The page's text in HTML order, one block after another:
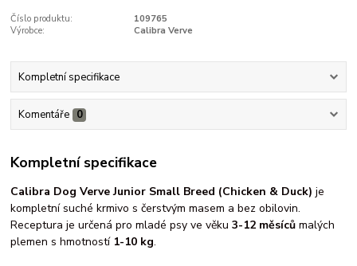
Číslo produktu:
109765
Výrobce:
Calibra Verve
Kompletní specifikace
Komentáře 0
Kompletní specifikace
Calibra Dog Verve Junior Small Breed (Chicken & Duck) je
kompletní suché krmivo s čerstvým masem a bez obilovin.
Receptura je určená pro mladé psy ve věku3-12 měsíců malých
plemen s hmotností 1-10 kg.